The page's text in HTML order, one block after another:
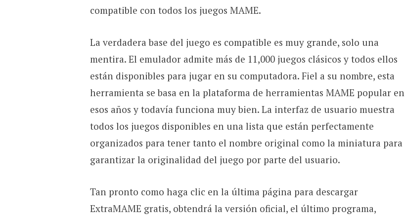
compatible con todos los juegos MAME.
La verdadera base del juego es compatible es muy grande, solo una
mentira. El emulador admite más de 11,000 juegos clásicos y todos ellos
están disponibles para jugar en su computadora. Fiel a su nombre, esta
herramienta se basa en la plataforma de herramientas MAME popular en
esos años y todavía funciona muy bien. La interfaz de usuario muestra
todos los juegos disponibles en una lista que están perfectamente
organizados para tener tanto el nombre original como la miniatura para
garantizar la originalidad del juego por parte del usuario.
Tan pronto como haga clic en la última página para descargar
ExtraMAME gratis, obtendrá la versión oficial, el último programa,